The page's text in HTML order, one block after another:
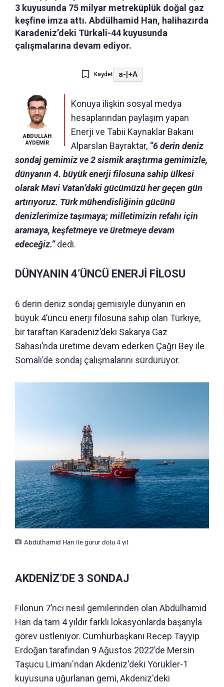
3 kuyusunda 75 milyar metreküplük doğal gaz
keşfine imza attı. Abdülhamid Han, halihazırda
Karadeniz’deki Türkali-44 kuyusunda
çalışmalarına devam ediyor.
Kaydet a-|+A
ABDULLAH
AYDEMİR
Konuya ilişkin sosyal medya
hesaplarından paylaşım yapan
Enerji ve Tabii Kaynaklar Bakanı
Alparslan Bayraktar, “6 derin deniz
sondaj gemimiz ve 2 sismik araştırma gemimizle,
dünyanın 4. büyük enerji filosuna sahip ülkesi
olarak Mavi Vatan’daki gücümüzü her geçen gün
artırıyoruz. Türk mühendisliğinin gücünü
denizlerimize taşımaya; milletimizin refahı için
aramaya, keşfetmeye ve üretmeye devam
edeceğiz.”dedi.
DÜNYANIN 4’ÜNCÜ ENERJİ FİLOSU
6 derin deniz sondaj gemisiyle dünyanın en
büyük 4’üncü enerji filosuna sahip olan Türkiye,
bir taraftan Karadeniz’deki Sakarya Gaz
Sahası’nda üretime devam ederken Çağrı Bey ile
Somali’de sondaj çalışmalarını sürdürüyor.
Abdülhamid Han ile gurur dolu 4 yıl
AKDENİZ’DE 3 SONDAJ
Filonun 7’nci nesil gemilerinden olan Abdülhamid
Han da tam 4 yıldır farklı lokasyonlarda başarıyla
görev üstleniyor. Cumhurbaşkanı Recep Tayyip
Erdoğan tarafından 9 Ağustos 2022’de Mersin
Taşucu Limanı'ndan Akdeniz'deki Yörükler-1
kuyusuna uğurlanan gemi, Akdeniz'deki